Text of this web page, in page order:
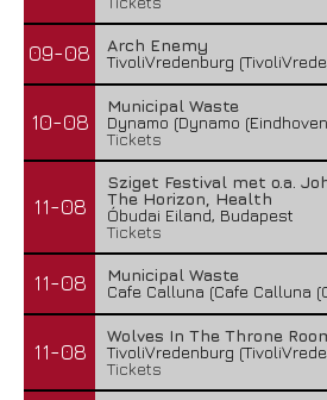
09-08
Arch Enemy
TivoliVredenburg
10-08
Municipal Waste
Dynamo (Dynamo
Tickets
11-08
Sziget Festival met o.a.
The Horizon, Health
Óbudai Eiland, Budapest
Tickets
11-08
Municipal Waste
Cafe Calluna (Cafe Calluna
11-08
Wolves In The Throne
TivoliVredenburg
Tickets